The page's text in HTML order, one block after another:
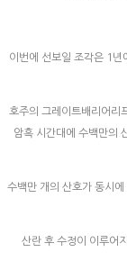
이번에 선보일 조각은 1년
호주의 그레이트배리어리
암흑 시간대에 수백만의
수백만 개의 산호가 동시
산란 후 수정이 이루어